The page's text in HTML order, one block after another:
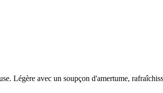
Légère avec un soupçon d'amertume,